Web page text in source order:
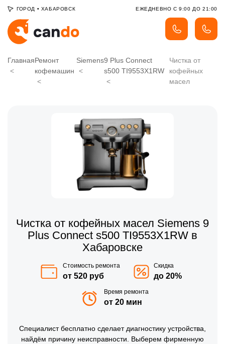
ГОРОД • ХАБАРОВСК ЕЖЕДНЕВНО С 9:00 ДО 21:00
ГлавнаяРемонт
кофемашин
Siemens9 Plus Connect
s500 TI9553X1RW
Чистка от
кофейных
масел
Чистка от кофейных масел Siemens 9
Plus Connect s500 TI9553X1RW в
Хабаровске
Стоимость ремонта
от 520 руб
Скидка
до 20%
Время ремонта
от 20 мин
Специалист бесплатно сделает диагностику устройства,
найдём причину неисправности. Выберем фирменную